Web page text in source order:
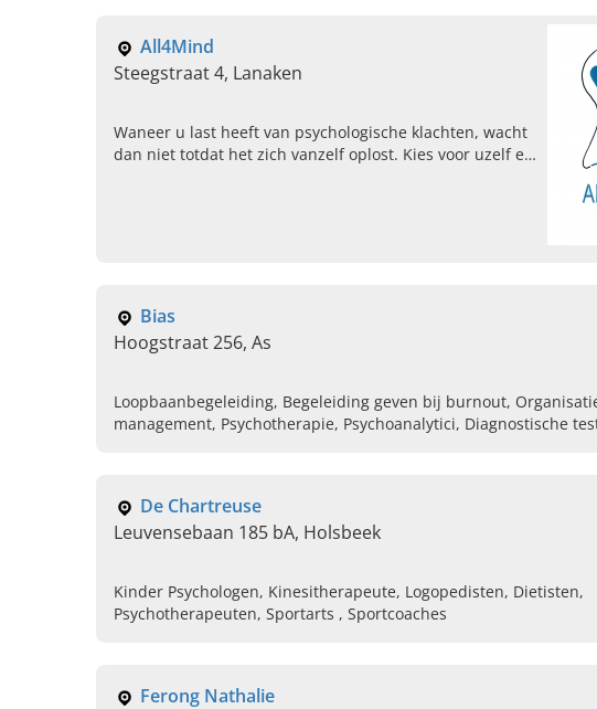
All4Mind
Steegstraat 4, Lanaken
Waneer u last heeft van psychologische klachten, wacht
dan niet totdat het zich vanzelf oplost. Kies voor uzelf en
Bias
Hoogstraat 256, As
Loopbaanbegeleiding, Begeleiding geven bij burnout,
management, Psychotherapie, Psychoanalytici, Diagnostische
De Chartreuse
Leuvensebaan 185 bA, Holsbeek
Kinder Psychologen, Kinesitherapeute, Logopedisten, Dietisten,
Psychotherapeuten, Sportarts , Sportcoaches
Ferong Nathalie